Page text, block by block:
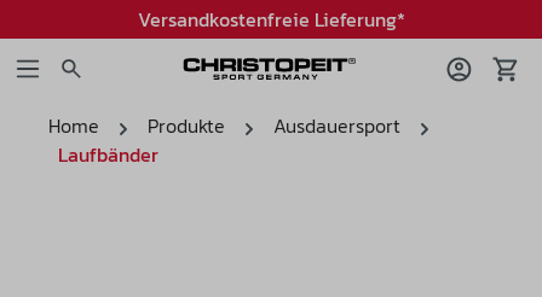
Versandkostenfreie Lieferung*
Home Produkte
Ausdauersport
Laufbänder